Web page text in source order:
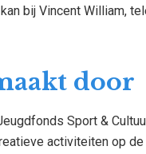
bij Vincent William,
door
Sport &
activiteiten op